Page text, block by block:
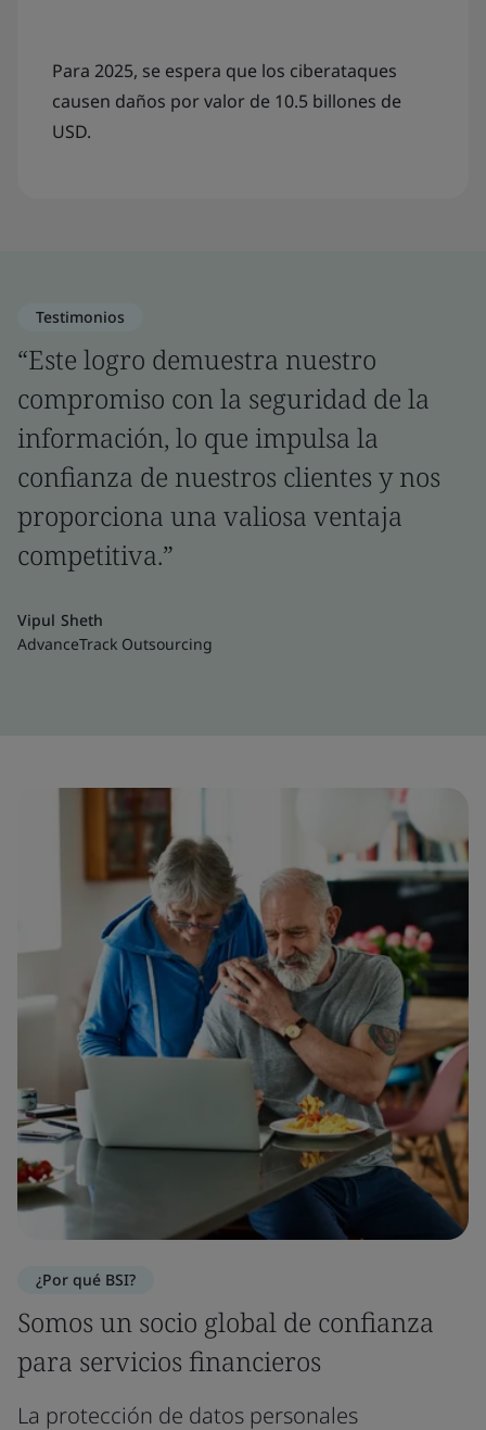
Para 2025, se espera que los ciberataques
causen daños por valor de 10.5 billones de
USD.
Testimonios
“Este logro demuestra nuestro
compromiso con la seguridad de la
información, lo que impulsa la
confianza de nuestros clientes y nos
proporciona una valiosa ventaja
competitiva.”
Vipul Sheth
AdvanceTrack Outsourcing
¿Por qué BSI?
Somos un socio global de confianza
para servicios financieros
La protección de datos personales